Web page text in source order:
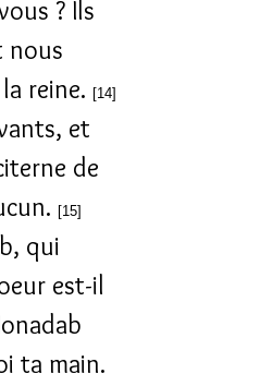
? Ils
nous
reine. [14]
et
de
[15]
qui
est-il
ta main.